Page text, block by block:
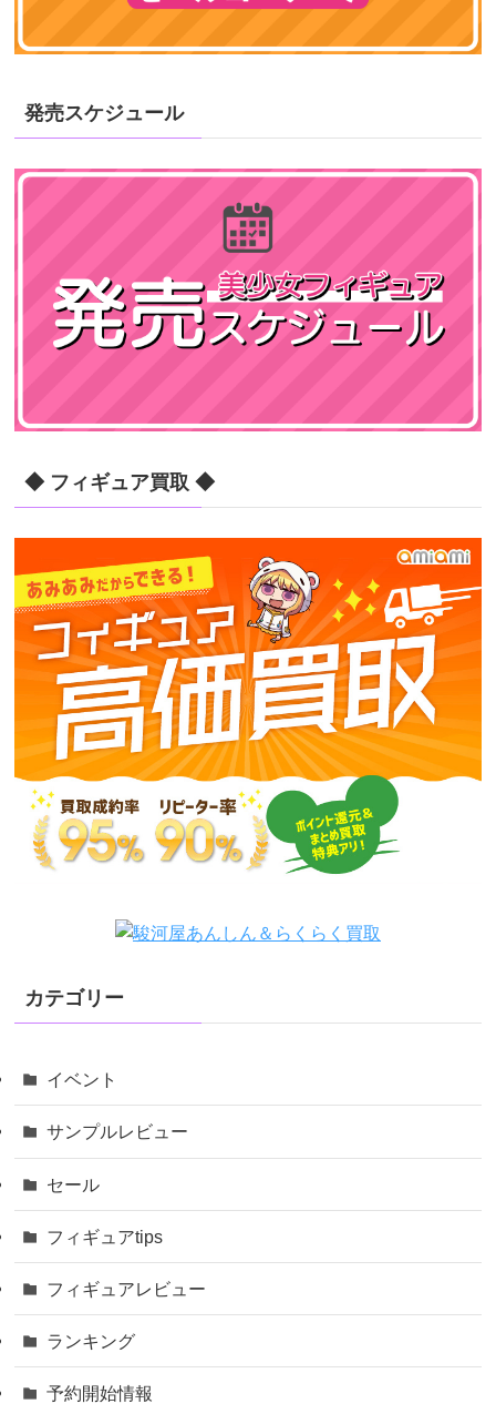
発売スケジュール
◆ フィギュア買取 ◆
カテゴリー
イベント
サンプルレビュー
セール
フィギュアtips
フィギュアレビュー
ランキング
予約開始情報